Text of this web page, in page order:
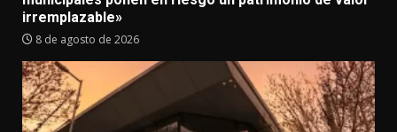
irremplazable»
8 de agosto de 2026